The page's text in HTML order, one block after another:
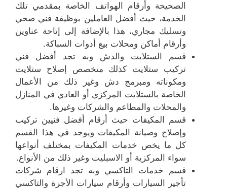
الصحيحة وأرقام الهواتف الخاصة بمقدمي تلك
الخدمة، حيث أفضل العاملين بوظيفة فني صحي
وتسليك مجاري، هذا بالإضافة إلى إتاحة عناوين
وأرقام أماكن ومحلات بيع أدوات السباكة.
قسم الستلايت والدش وبه تجد أفضل فني
تركيب ستلايت كذلك متخصص إصلاح ستلايت
ومكوناته ومبرمج دش وغير ذلك من الأعمال
الخاصة بالستلايت المركزي أو العادي في المنازل
والمحلات والمطاعم والشركات وغيرها.
قسم المكيفات حيث أرقام أفضل فنيين تركيب
وإصلاح وصيانة المكيفات ويوجد في هذا القسم
كل ما يخص خدمات المكيفات بمختلف أنواعها
سواء المركزية أو الاسبليت وغير ذلك من الأنواع.
قسم خدمات التاكسي وبه تجد ارقام شركات
تأجير السيارات وأرقام سيارات الأجرة والتاكسي